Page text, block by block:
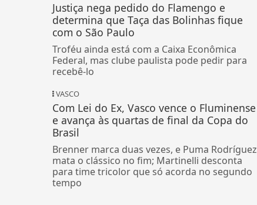
Justiça nega pedido do Flamengo e
determina que Taça das Bolinhas fique
com o São Paulo
Troféu ainda está com a Caixa Econômica
Federal, mas clube paulista pode pedir para
recebê-lo
VASCO
Com Lei do Ex, Vasco vence o Fluminense
e avança às quartas de final da Copa do
Brasil
Brenner marca duas vezes, e Puma Rodríguez
mata o clássico no fim; Martinelli desconta
para time tricolor que só acorda no segundo
tempo